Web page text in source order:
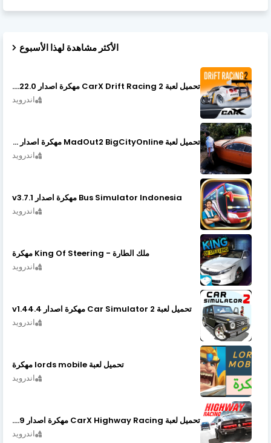
الأكثر مشاهدة لهذا الأسبوع
تحميل لعبة CarX Drift Racing 2 مهكرة اصدار v1.22.0
اندرويد
تحميل لعبة MadOut2 BigCityOnline مهكرة اصدار v10.48
اندرويد
Bus Simulator Indonesia مهكرة اصدار v3.7.1
اندرويد
ملك الطارة - King Of Steering مهكرة
اندرويد
تحميل لعبة Car Simulator 2 مهكرة اصدار v1.44.4
اندرويد
تحميل لعبة lords mobile مهكرة
اندرويد
تحميل لعبة CarX Highway Racing مهكرة اصدار v1.74.9
اندرويد